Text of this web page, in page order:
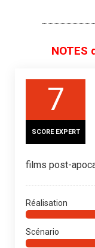
NOTES
7
SCORE EXPERT
films post-
Réalisation
Scénario